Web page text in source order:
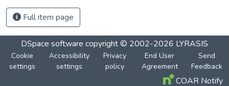
Full item page
DSpace software copyright © 2002-2026 LYRASIS
Cookie
settings
Accessibility
settings
Privacy
policy
End User
Agreement
Send
Feedback
COAR Notify